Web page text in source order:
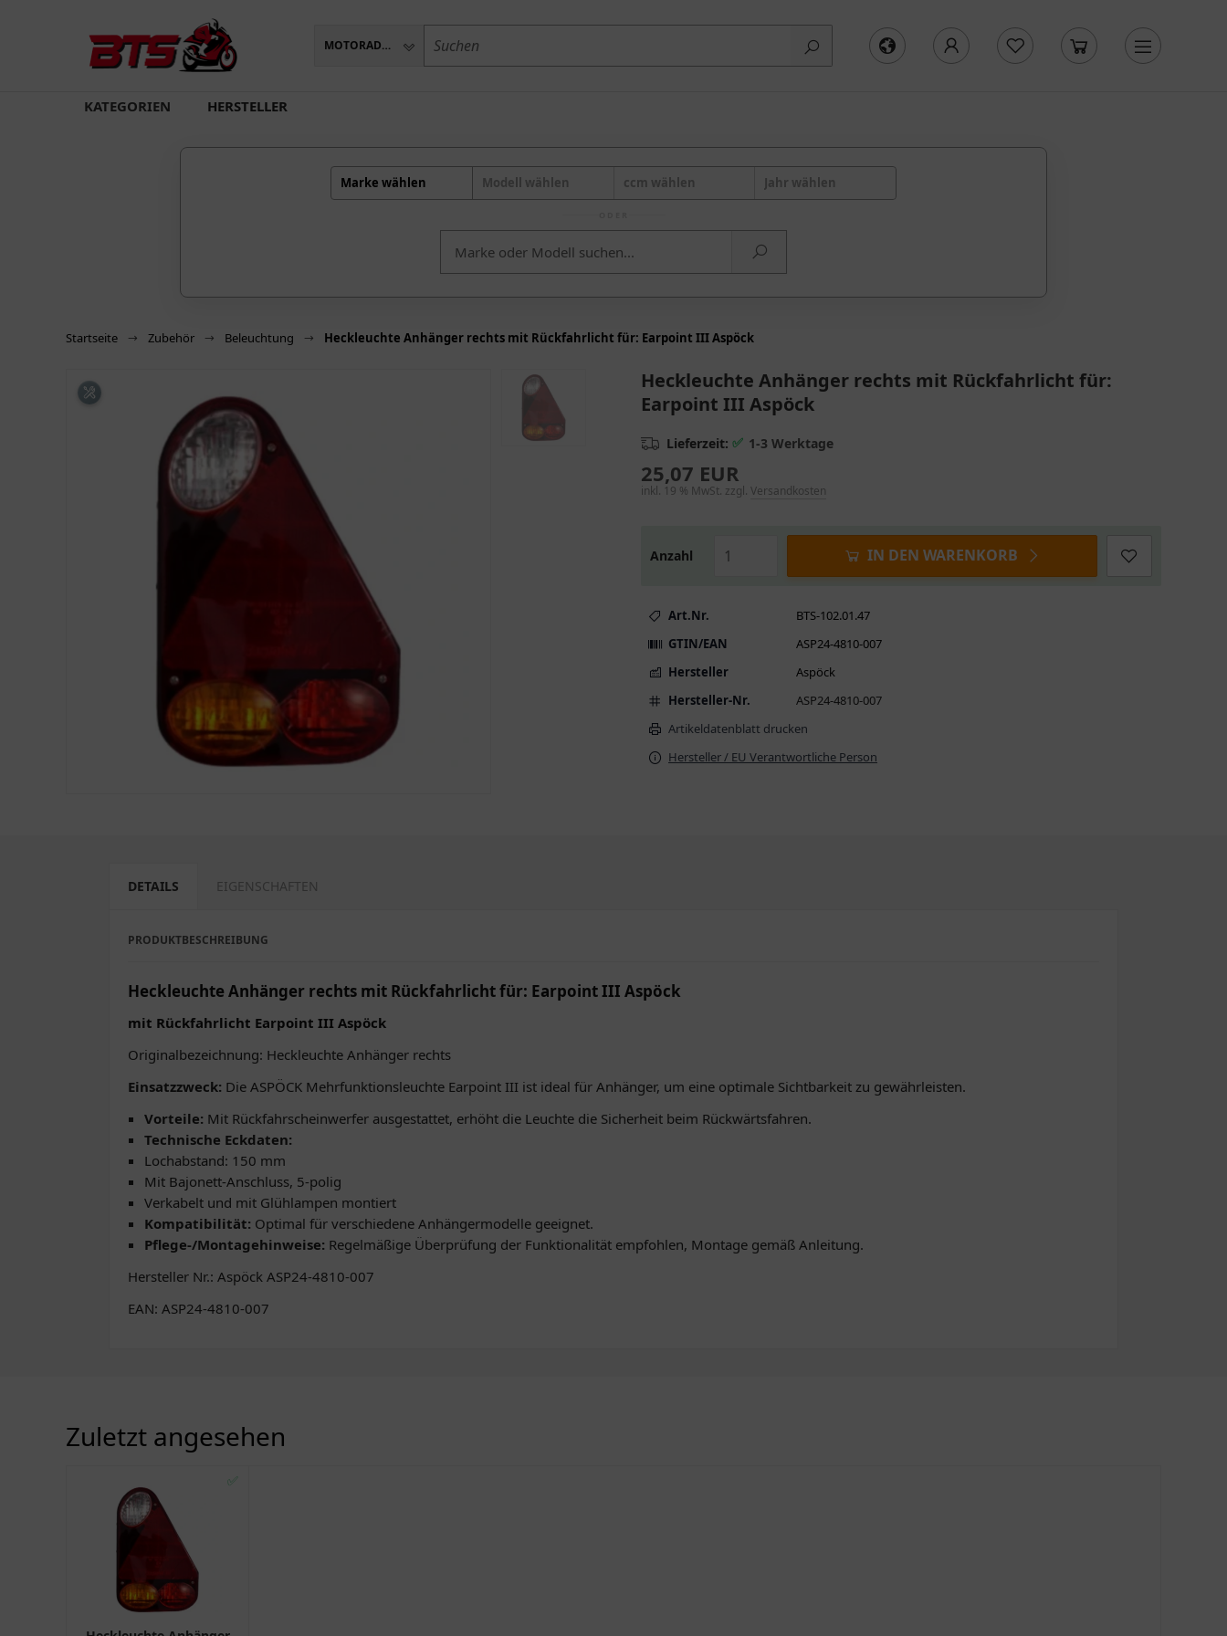
MOTORADTEILE
KATEGORIEN HERSTELLER
Marke wählen Modell wählen ccm wählen Jahr wählen
Startseite Zubehör Beleuchtung Heckleuchte Anhänger rechts mit Rückfahrlicht für: Earpoint III Aspöck
Heckleuchte Anhänger rechts mit Rückfahrlicht für:
Earpoint III Aspöck
Lieferzeit: ✅ 1-3 Werktage
25,07 EUR
inkl. 19 % MwSt. zzgl. Versandkosten
Anzahl IN DEN WARENKORB
Art.Nr.
BTS-102.01.47
GTIN/EAN
ASP24-4810-007
Hersteller
Aspöck
Hersteller-Nr.
ASP24-4810-007
Artikeldatenblatt drucken
Hersteller / EU Verantwortliche Person
DETAILS EIGENSCHAFTEN
PRODUKTBESCHREIBUNG
Heckleuchte Anhänger rechts mit Rückfahrlicht für: Earpoint III Aspöck
mit Rückfahrlicht Earpoint III Aspöck
Originalbezeichnung: Heckleuchte Anhänger rechts
Einsatzzweck: Die ASPÖCK Mehrfunktionsleuchte Earpoint III ist ideal für Anhänger, um eine optimale Sichtbarkeit zu gewährleisten.
Vorteile: Mit Rückfahrscheinwerfer ausgestattet, erhöht die Leuchte die Sicherheit beim Rückwärtsfahren.
Technische Eckdaten:
Lochabstand: 150 mm
Mit Bajonett-Anschluss, 5-polig
Verkabelt und mit Glühlampen montiert
Kompatibilität: Optimal für verschiedene Anhängermodelle geeignet.
Pflege-/Montagehinweise: Regelmäßige Überprüfung der Funktionalität empfohlen, Montage gemäß Anleitung.
Hersteller Nr.: Aspöck ASP24-4810-007
EAN: ASP24-4810-007
Zuletzt angesehen
✅